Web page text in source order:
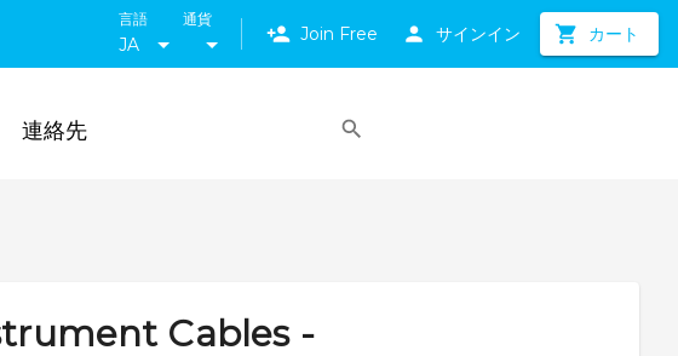
言語
JA
通貨
Join Free サインイン カート
連絡先
Cables -